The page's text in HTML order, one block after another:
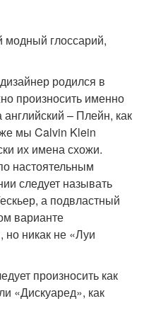
модный глоссарий,
родился в
произносить именно
– Плейн, как
мы Calvin Klein
их имена схожи.
настоятельным
следует называть
а подвластный
варианте
но никак не «Луи
произносить как
«Дискуаред», как